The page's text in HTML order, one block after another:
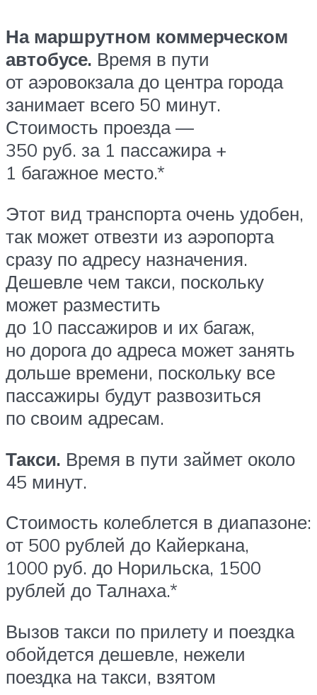
На маршрутном коммерческом
автобусе. Время в пути
от аэровокзала до центра города
занимает всего 50 минут.
Стоимость проезда —
350 руб. за 1 пассажира +
1 багажное место.*
Этот вид транспорта очень удобен,
так может отвезти из аэропорта
сразу по адресу назначения.
Дешевле чем такси, поскольку
может разместить
до 10 пассажиров и их багаж,
но дорога до адреса может занять
дольше времени, поскольку все
пассажиры будут развозиться
по своим адресам.
Такси. Время в пути займет около
45 минут.
Стоимость колеблется в диапазоне:
от 500 рублей до Кайеркана,
1000 руб. до Норильска, 1500
рублей до Талнаха.*
Вызов такси по прилету и поездка
обойдется дешевле, нежели
поездка на такси, взятом